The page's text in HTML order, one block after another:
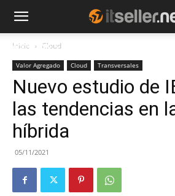
NOTICIAS
Inicio Cloud
Valor Agregado Cloud Transversales
Nuevo estudio de
las tendencias en
híbrida
05/11/2021